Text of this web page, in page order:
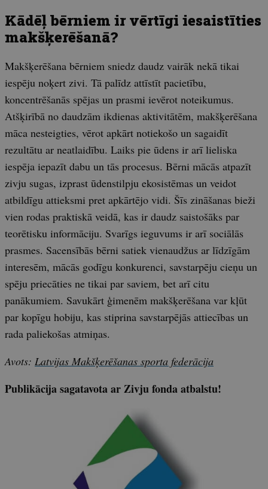
Kādēļ bērniem ir vērtīgi iesaistīties
makšķerēšanā?
Makšķerēšana bērniem sniedz daudz vairāk nekā tikai
iespēju noķert zivi. Tā palīdz attīstīt pacietību,
koncentrēšanās spējas un prasmi ievērot noteikumus.
Atšķirībā no daudzām ikdienas aktivitātēm, makšķerēšana
māca nesteigties, vērot apkārt notiekošo un sagaidīt
rezultātu ar neatlaidību. Laiks pie ūdens ir arī lieliska
iespēja iepazīt dabu un tās procesus. Bērni mācās atpazīt
zivju sugas, izprast ūdenstilpju ekosistēmas un veidot
atbildīgu attieksmi pret apkārtējo vidi. Šīs zināšanas bieži
vien rodas praktiskā veidā, kas ir daudz saistošāks par
teorētisku informāciju. Svarīgs ieguvums ir arī sociālās
prasmes. Sacensībās bērni satiek vienaudžus ar līdzīgām
interesēm, mācās godīgu konkurenci, savstarpēju cieņu un
spēju priecāties ne tikai par saviem, bet arī citu
panākumiem. Savukārt ģimenēm makšķerēšana var kļūt
par kopīgu hobiju, kas stiprina savstarpējās attiecības un
rada paliekošas atmiņas.
Avots: Latvijas Makšķerēšanas sporta federācija
Publikācija sagatavota ar Zivju fonda atbalstu!